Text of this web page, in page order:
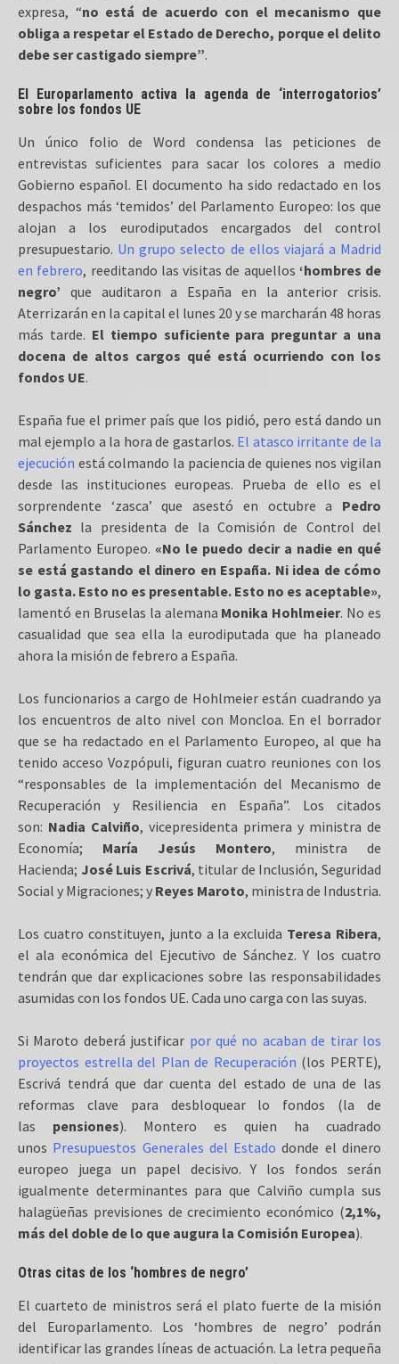
expresa, “no está de acuerdo con el mecanismo que
obliga a respetar el Estado de Derecho, porque el delito
debe ser castigado siempre”.
El Europarlamento activa la agenda de ‘interrogatorios’
sobre los fondos UE
Un único folio de Word condensa las peticiones de
entrevistas suficientes para sacar los colores a medio
Gobierno español. El documento ha sido redactado en los
despachos más ‘temidos’ del Parlamento Europeo: los que
alojan a los eurodiputados encargados del control
presupuestario. Un grupo selecto de ellos viajará a Madrid
en febrero, reeditando las visitas de aquellos ‘hombres de
negro’ que auditaron a España en la anterior crisis.
Aterrizarán en la capital el lunes 20 y se marcharán 48 horas
más tarde. El tiempo suficiente para preguntar a una
docena de altos cargos qué está ocurriendo con los
fondos UE.
España fue el primer país que los pidió, pero está dando un
mal ejemplo a la hora de gastarlos. El atasco irritante de la
ejecución está colmando la paciencia de quienes nos vigilan
desde las instituciones europeas. Prueba de ello es el
sorprendente ‘zasca’ que asestó en octubre a Pedro
Sánchez la presidenta de la Comisión de Control del
Parlamento Europeo. «No le puedo decir a nadie en qué
se está gastando el dinero en España. Ni idea de cómo
lo gasta. Esto no es presentable. Esto no es aceptable»,
lamentó en Bruselas la alemana Monika Hohlmeier. No es
casualidad que sea ella la eurodiputada que ha planeado
ahora la misión de febrero a España.
Los funcionarios a cargo de Hohlmeier están cuadrando ya
los encuentros de alto nivel con Moncloa. En el borrador
que se ha redactado en el Parlamento Europeo, al que ha
tenido acceso Vozpópuli, figuran cuatro reuniones con los
“responsables de la implementación del Mecanismo de
Recuperación y Resiliencia en España”. Los citados
son: Nadia Calviño, vicepresidenta primera y ministra de
Economía; María Jesús Montero, ministra de
Hacienda; José Luis Escrivá, titular de Inclusión, Seguridad
Social y Migraciones; y Reyes Maroto, ministra de Industria.
Los cuatro constituyen, junto a la excluida Teresa Ribera,
el ala económica del Ejecutivo de Sánchez. Y los cuatro
tendrán que dar explicaciones sobre las responsabilidades
asumidas con los fondos UE. Cada uno carga con las suyas.
Si Maroto deberá justificar por qué no acaban de tirar los
proyectos estrella del Plan de Recuperación (los PERTE),
Escrivá tendrá que dar cuenta del estado de una de las
reformas clave para desbloquear lo fondos (la de
las pensiones). Montero es quien ha cuadrado
unos Presupuestos Generales del Estado donde el dinero
europeo juega un papel decisivo. Y los fondos serán
igualmente determinantes para que Calviño cumpla sus
halagüeñas previsiones de crecimiento económico (2,1%,
más del doble de lo que augura la Comisión Europea).
Otras citas de los ‘hombres de negro’
El cuarteto de ministros será el plato fuerte de la misión
del Europarlamento. Los ‘hombres de negro’ podrán
identificar las grandes líneas de actuación. La letra pequeña